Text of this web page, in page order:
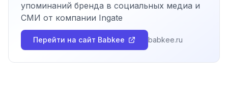
упоминаний бренда в социальных медиа и
СМИ от компании Ingate
Перейти на сайт Babkee babkee.ru